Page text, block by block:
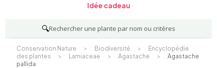
Idée cadeau
🔍Rechercher une plante par nom ou critères
Conservation Nature > Biodiversité >
Encyclopédie
des plantes
> Lamiaceae > Agastache >
Agastache
pallida